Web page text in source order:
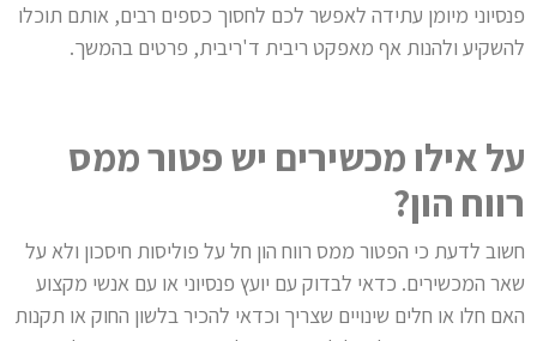
פנסיוני מיומן עתידה לאפשר לכם לחסוך כספים רבים, אותם תוכלו
להשקיע ולהנות אף מאפקט ריבית ד'ריבית, פרטים בהמשך.
על אילו מכשירים יש פטור ממס
רווח הון?
חשוב לדעת כי הפטור ממס רווח הון חל על פוליסות חיסכון ולא על
שאר המכשירים. כדאי לבדוק עם יועץ פנסיוני או עם אנשי מקצוע
האם חלו או חלים שינויים שצריך וכדאי להכיר בלשון החוק או תקנות